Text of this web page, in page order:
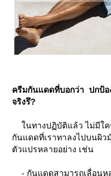
ครีมกันแดดที่บอกว่า ปกป้อ
จริงรึ?
นทางปฏิบัติแล้ว ไม่มีใค
กันแดดที่เราทาลงไปบนผิว
ตัวแปรหลายอย่าง เช่น
- กันแดดสามารถเลื่อนห